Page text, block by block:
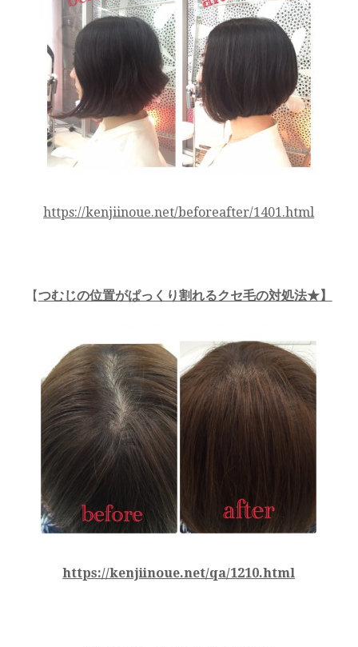
https://kenjiinoue.net/beforeafter/1401.html
【つむじの位置がぱっくり割れるクセ毛の対処法★】
https://kenjiinoue.net/qa/1210.html